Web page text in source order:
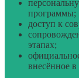
программы;
доступ к
этапах;
внесённое